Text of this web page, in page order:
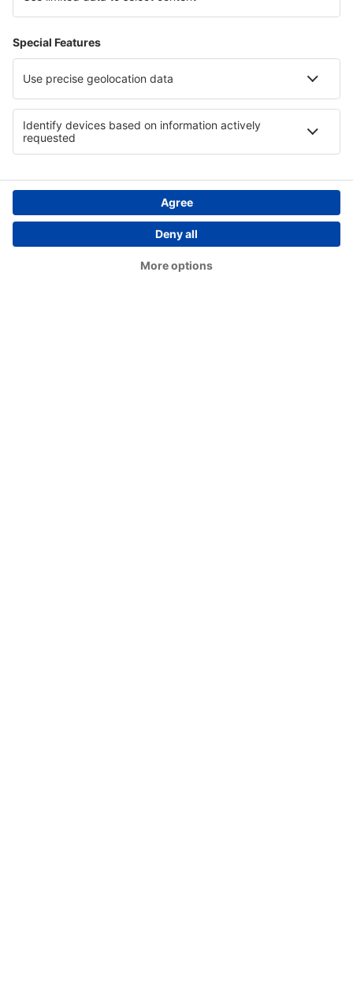
Londra
Stornoway Airport (SYY)
Lerwick
Swansea Airport (SWS)
Teesside (MME)
Balemartine Tiree (TRE)
Wick Airport (WIC)